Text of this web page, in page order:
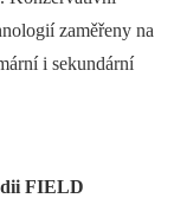
zaměřeny na
i sekundární
FIELD